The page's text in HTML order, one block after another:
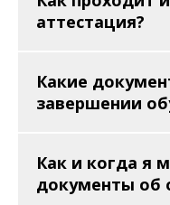
аттестация?
Какие
завершении
Как и когда я
документы об